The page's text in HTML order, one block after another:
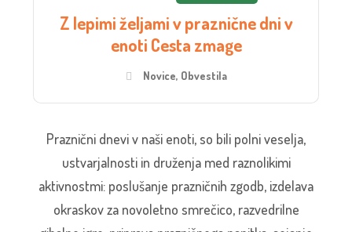
Z lepimi željami v praznične dni v
enoti Cesta zmage
Novice, Obvestila
Praznični dnevi v naši enoti, so bili polni veselja,
ustvarjalnosti in druženja med raznolikimi
aktivnostmi: poslušanje prazničnih zgodb, izdelava
okraskov za novoletno smrečico, razvedrilne